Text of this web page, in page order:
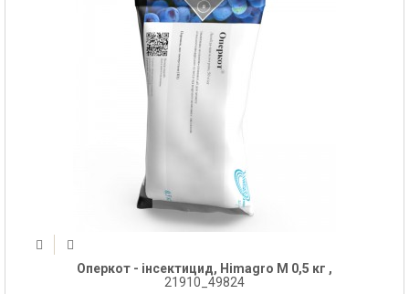
Оперкот - інсектицид, Himagro M 0,5 кг ,
21910_49824